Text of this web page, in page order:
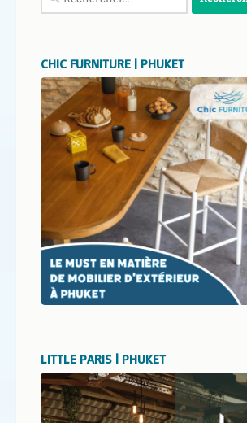
CHIC FURNITURE | PHUKET
LITTLE PARIS | PHUKET